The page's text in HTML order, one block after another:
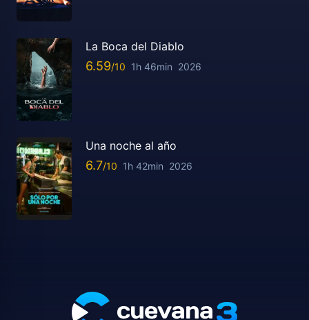
La Boca del Diablo
6.59 1h 46min 2026
Una noche al año
6.7 1h 42min 2026